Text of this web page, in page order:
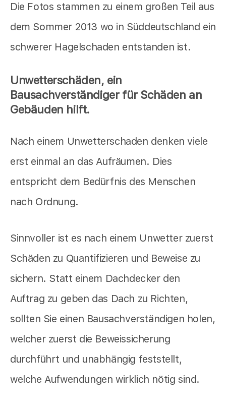
Die Fotos stammen zu einem großen Teil aus
dem Sommer 2013 wo in Süddeutschland ein
schwerer Hagelschaden entstanden ist.
Unwetterschäden, ein
Bausachverständiger für Schäden an
Gebäuden hilft.
Nach einem Unwetterschaden denken viele
erst einmal an das Aufräumen. Dies
entspricht dem Bedürfnis des Menschen
nach Ordnung.
Sinnvoller ist es nach einem Unwetter zuerst
Schäden zu Quantifizieren und Beweise zu
sichern. Statt einem Dachdecker den
Auftrag zu geben das Dach zu Richten,
sollten Sie einen Bausachverständigen holen,
welcher zuerst die Beweissicherung
durchführt und unabhängig feststellt,
welche Aufwendungen wirklich nötig sind.